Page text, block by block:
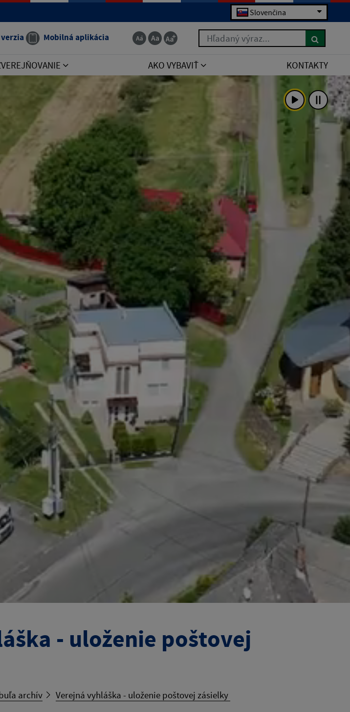
Slovenčina
Mobilná aplikácia Hľadaný výraz...
AKO VYBAVIŤ KONTAKTY
- uloženie poštovej
archív Verejná vyhláška - uloženie poštovej zásielky